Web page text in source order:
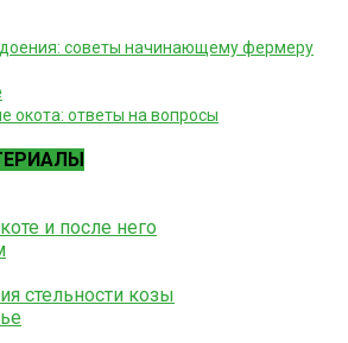
доения: советы начинающему фермеру
окота: ответы на вопросы
и после него
стельности козы